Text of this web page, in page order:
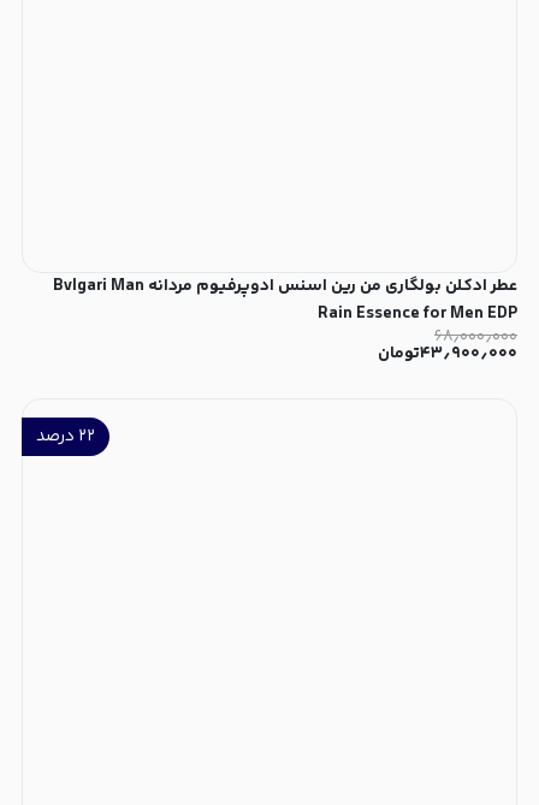
عطر ادکلن بولگاری من رین اسنس ادوپرفیوم مردانه Bvlgari Man
Rain Essence for Men EDP
۶۸٫۰۰۰٫۰۰۰
۴۳٫۹۰۰٫۰۰۰تومان
۲۲ درصد